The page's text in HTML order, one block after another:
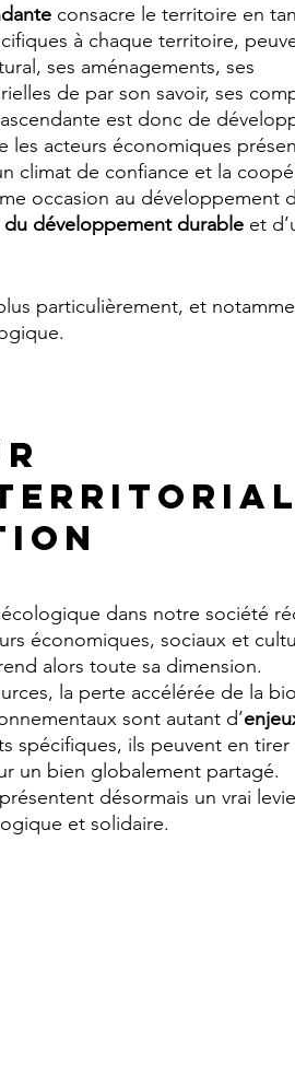
consacre le territoire en
à chaque territoire,
ses aménagements, ses
de par son savoir, ses
est donc de
les acteurs économiques
climat de confiance et la
occasion au développement
développement durable et
particulièrement, et
dans notre société
économiques, sociaux et
alors toute sa dimension.
la perte accélérée de la
sont autant d’
spécifiques, ils peuvent en tirer
un bien globalement partagé.
désormais un vrai
et solidaire.